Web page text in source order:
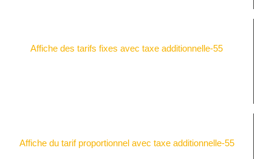
Affiche des tarifs fixes avec taxe additionnelle-55
Affiche du tarif proportionnel avec taxe additionnelle-55